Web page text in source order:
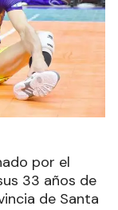
por el
33 años de
de Santa